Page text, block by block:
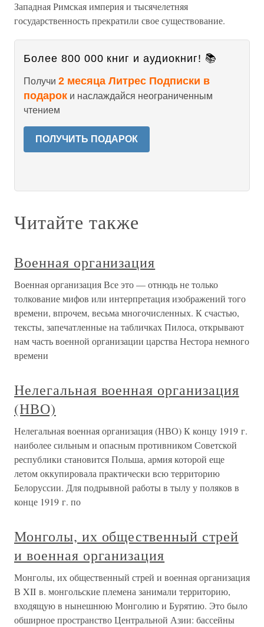
Западная Римская империя и тысячелетняя
государственность прекратили свое существование.
Более 800 000 книг и аудиокниг! 📚
Получи 2 месяца Литрес Подписки в
подарок и наслаждайся неограниченным
чтением
ПОЛУЧИТЬ ПОДАРОК
Читайте также
Военная организация
Военная организация Все это — отнюдь не только
толкование мифов или интерпретация изображений того
времени, впрочем, весьма многочисленных. К счастью,
тексты, запечатленные на табличках Пилоса, открывают
нам часть военной организации царства Нестора немного
времени
Нелегальная военная организация
(НВО)
Нелегальная военная организация (НВО) К концу 1919 г.
наиболее сильным и опасным противником Советской
республики становится Польша, армия которой еще
летом оккупировала практически всю территорию
Белоруссии. Для подрывной работы в тылу у поляков в
конце 1919 г. по
Монголы, их общественный стрей
и военная организация
Монголы, их общественный стрей и военная организация
В XII в. монгольские племена занимали территорию,
входящую в нынешнюю Монголию и Бурятию. Это было
обширное пространство Центральной Азии: бассейны